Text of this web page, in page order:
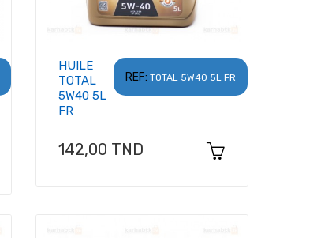
REF: TOTAL 5W40 5L FR
HUILE
TOTAL
5W40 5L
FR
Prix
142,00 TND